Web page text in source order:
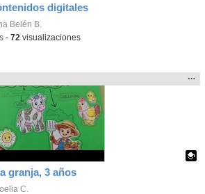
digitales
Belén B.
-72 visualizaciones
granja, 3 años
en:
la
…
C.